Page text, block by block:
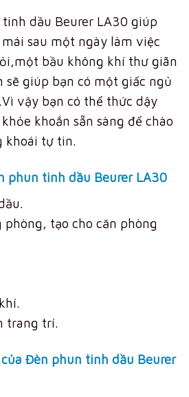
dầu Beurer LA30 giúp
sau một ngày làm việc
bầu không khí thư giãn
sẽ giúp bạn có một giấc ngủ
vậy bạn có thể thức dậy
khoắn sẵn sàng để chào
khoái tự tin.
phun tinh dầu Beurer LA30
tạo cho căn phòng
trang trí.
Đèn phun tinh dầu Beurer